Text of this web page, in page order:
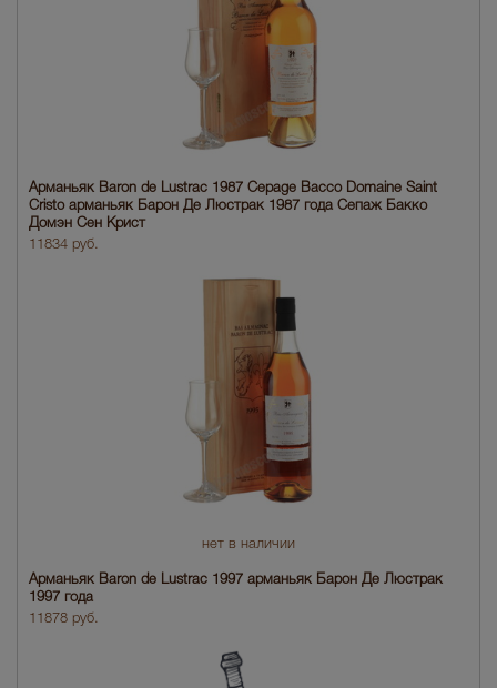
Арманьяк Baron de Lustrac 1987 Cepage Bacco Domaine Saint
Cristo арманьяк Барон Де Люстрак 1987 года Сепаж Бакко
Домэн Сен Крист
11834 руб.
нет в наличии
Арманьяк Baron de Lustrac 1997 арманьяк Барон Де Люстрак
1997 года
11878 руб.